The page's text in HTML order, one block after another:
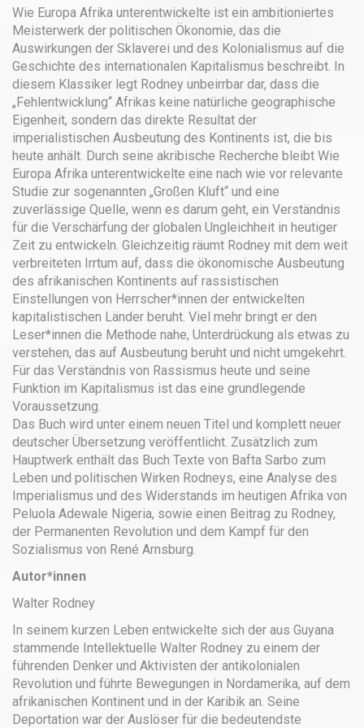
Wie Europa Afrika unterentwickelte ist ein ambitioniertes
Meisterwerk der politischen Ökonomie, das die
Auswirkungen der Sklaverei und des Kolonialismus auf die
Geschichte des internationalen Kapitalismus beschreibt. In
diesem Klassiker legt Rodney unbeirrbar dar, dass die
„Fehlentwicklung“ Afrikas keine natürliche geographische
Eigenheit, sondern das direkte Resultat der
imperialistischen Ausbeutung des Kontinents ist, die bis
heute anhält. Durch seine akribische Recherche bleibt Wie
Europa Afrika unterentwickelte eine nach wie vor relevante
Studie zur sogenannten „Großen Kluft“ und eine
zuverlässige Quelle, wenn es darum geht, ein Verständnis
für die Verschärfung der globalen Ungleichheit in heutiger
Zeit zu entwickeln. Gleichzeitig räumt Rodney mit dem weit
verbreiteten Irrtum auf, dass die ökonomische Ausbeutung
des afrikanischen Kontinents auf rassistischen
Einstellungen von Herrscher*innen der entwickelten
kapitalistischen Länder beruht. Viel mehr bringt er den
Leser*innen die Methode nahe, Unterdrückung als etwas zu
verstehen, das auf Ausbeutung beruht und nicht umgekehrt.
Für das Verständnis von Rassismus heute und seine
Funktion im Kapitalismus ist das eine grundlegende
Voraussetzung.
Das Buch wird unter einem neuen Titel und komplett neuer
deutscher Übersetzung veröffentlicht. Zusätzlich zum
Hauptwerk enthält das Buch Texte von Bafta Sarbo zum
Leben und politischen Wirken Rodneys, eine Analyse des
Imperialismus und des Widerstands im heutigen Afrika von
Peluola Adewale Nigeria, sowie einen Beitrag zu Rodney,
der Permanenten Revolution und dem Kampf für den
Sozialismus von René Arnsburg.
Autor*innen
Walter Rodney
In seinem kurzen Leben entwickelte sich der aus Guyana
stammende Intellektuelle Walter Rodney zu einem der
führenden Denker und Aktivisten der antikolonialen
Revolution und führte Bewegungen in Nordamerika, auf dem
afrikanischen Kontinent und in der Karibik an. Seine
Deportation war der Auslöser für die bedeutendste